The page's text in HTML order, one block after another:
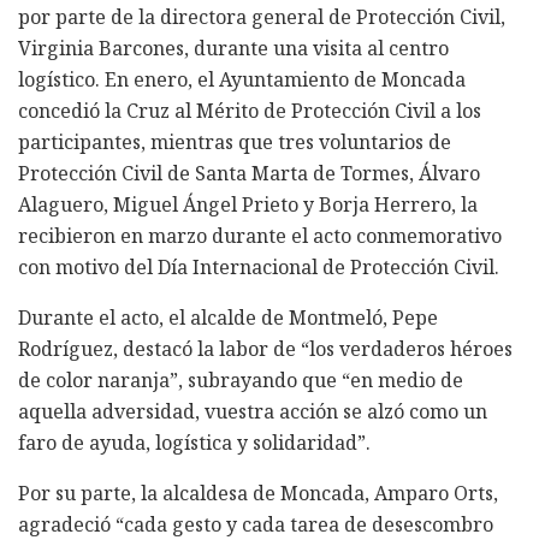
por parte de la directora general de Protección Civil,
Virginia Barcones, durante una visita al centro
logístico. En enero, el Ayuntamiento de Moncada
concedió la Cruz al Mérito de Protección Civil a los
participantes, mientras que tres voluntarios de
Protección Civil de Santa Marta de Tormes, Álvaro
Alaguero, Miguel Ángel Prieto y Borja Herrero, la
recibieron en marzo durante el acto conmemorativo
con motivo del Día Internacional de Protección Civil.
Durante el acto, el alcalde de Montmeló, Pepe
Rodríguez, destacó la labor de “los verdaderos héroes
de color naranja”, subrayando que “en medio de
aquella adversidad, vuestra acción se alzó como un
faro de ayuda, logística y solidaridad”.
Por su parte, la alcaldesa de Moncada, Amparo Orts,
agradeció “cada gesto y cada tarea de desescombro